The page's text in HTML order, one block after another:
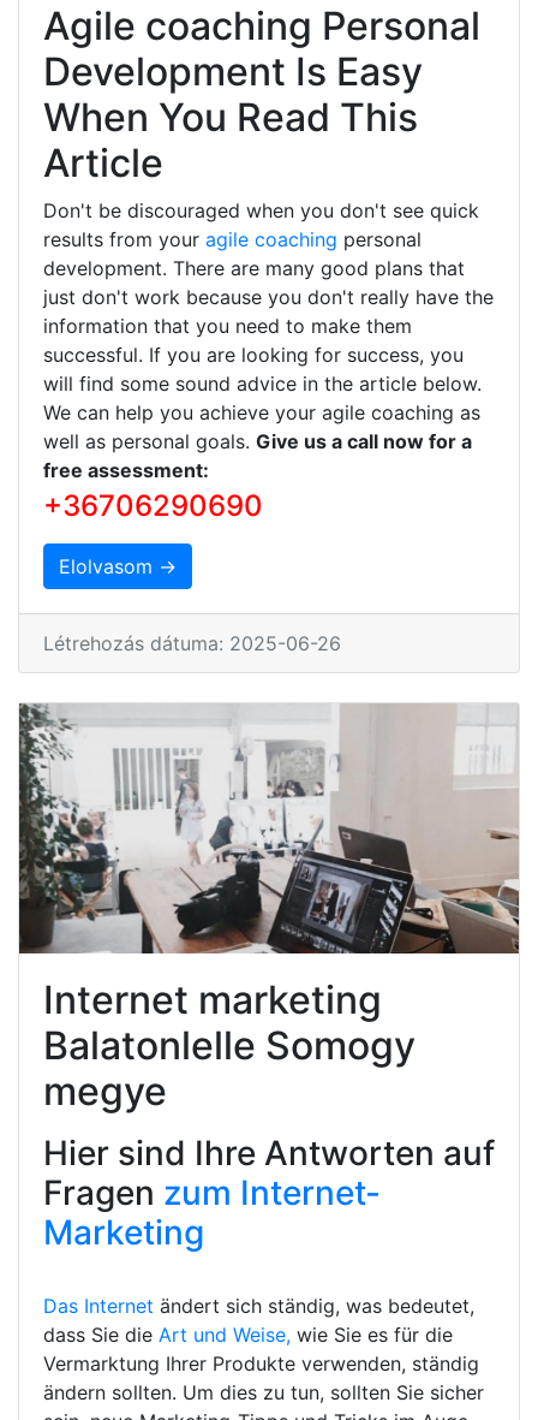
Agile coaching Personal
Development Is Easy
When You Read This
Article
Don't be discouraged when you don't see quick
results from your agile coaching personal
development. There are many good plans that
just don't work because you don't really have the
information that you need to make them
successful. If you are looking for success, you
will find some sound advice in the article below.
We can help you achieve your agile coaching as
well as personal goals. Give us a call now for a
free assessment:
+36706290690
Elolvasom →
Létrehozás dátuma: 2025-06-26
Internet marketing
Balatonlelle Somogy
megye
Hier sind Ihre Antworten auf
Fragen zum Internet-
Marketing
Das Internet ändert sich ständig, was bedeutet,
dass Sie die Art und Weise, wie Sie es für die
Vermarktung Ihrer Produkte verwenden, ständig
ändern sollten. Um dies zu tun, sollten Sie sicher